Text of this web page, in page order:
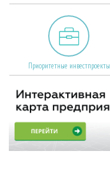
Приоритетные инвестпроекты